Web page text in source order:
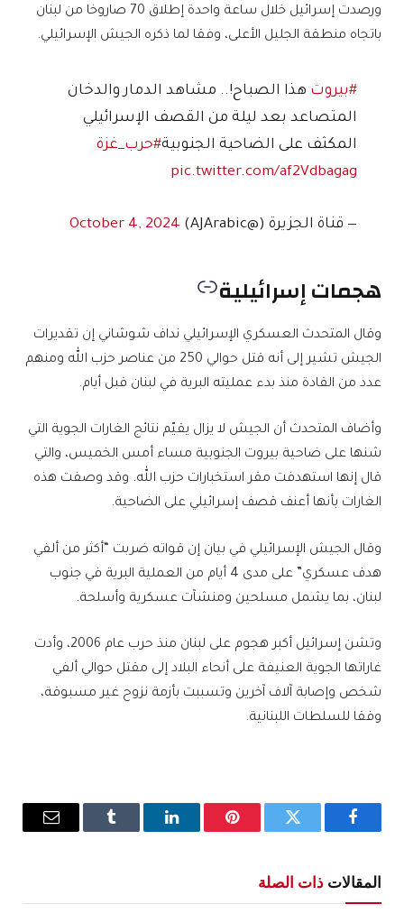
ورصدت إسرائيل خلال ساعة واحدة إطلاق 70 صاروخا من لبنان
باتجاه منطقة الجليل الأعلى، وفقا لما ذكره الجيش الإسرائيلي.
#بيروت هذا الصباح!.. مشاهد الدمار والدخان
المتصاعد بعد ليلة من القصف الإسرائيلي
المكثف على الضاحية الجنوبية#حرب_غزة
pic.twitter.com/af2Vdbagag
— قناة الجزيرة (@AJArabic) October 4, 2024
هجمات إسرائيلية
وقال المتحدث العسكري الإسرائيلي نداف شوشاني إن تقديرات
الجيش تشير إلى أنه قتل حوالي 250 من عناصر حزب الله ومنهم
عدد من القادة منذ بدء عمليته البرية في لبنان قبل أيام.
وأضاف المتحدث أن الجيش لا يزال يقيّم نتائج الغارات الجوية التي
شنها على ضاحية بيروت الجنوبية مساء أمس الخميس، والتي
قال إنها استهدفت مقر استخبارات حزب الله. وقد وصفت هذه
الغارات بأنها أعنف قصف إسرائيلي على الضاحية.
وقال الجيش الإسرائيلي في بيان إن قواته ضربت “أكثر من ألفي
هدف عسكري” على مدى 4 أيام من العملية البرية في جنوب
لبنان، بما يشمل مسلحين ومنشآت عسكرية وأسلحة.
وتشن إسرائيل أكبر هجوم على لبنان منذ حرب عام 2006، وأدت
غاراتها الجوية العنيفة على أنحاء البلاد إلى مقتل حوالي ألفي
شخص وإصابة آلاف آخرين وتسببت بأزمة نزوح غير مسبوقة،
وفقا للسلطات اللبنانية.
فيسبوك تويتر بينتيريستلينكدإن Tumblr
البريد
المقالات ذات الصلة